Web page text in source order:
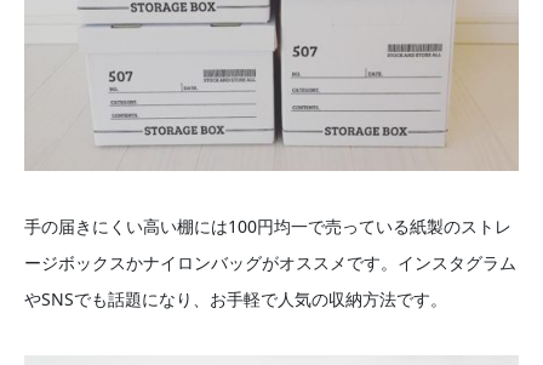
手の届きにくい高い棚には100円均一で売っている紙製のストレ
ージボックスかナイロンバッグがオススメです。インスタグラム
やSNSでも話題になり、お手軽で人気の収納方法です。